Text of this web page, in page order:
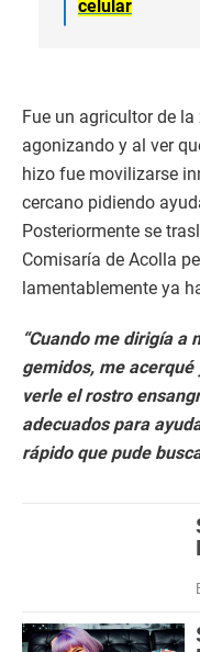
celular
Fue un agricultor de
agonizando y al ver
hizo fue movilizarse
cercano pidiendo
Posteriormente se
Comisaría de Acolla
lamentablemente ya
“Cuando me dirigía a
gemidos, me
verle el rostro
adecuados para
rápido que pude